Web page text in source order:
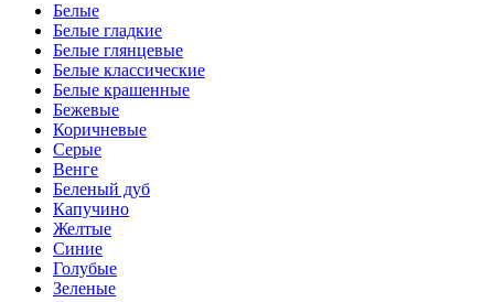
Белые
Белые гладкие
Белые глянцевые
Белые классические
Белые крашенные
Бежевые
Коричневые
Серые
Венге
Беленый дуб
Капучино
Желтые
Синие
Голубые
Зеленые